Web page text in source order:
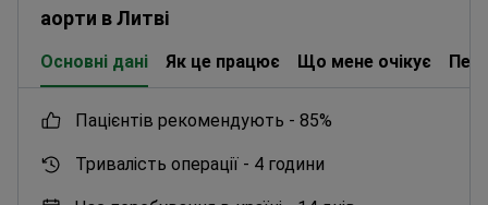
аорти в Литві
Основні дані Як це працює Що мене очікує
пацієнтів рекомендують - 85%
Тривалість операції - 4 години